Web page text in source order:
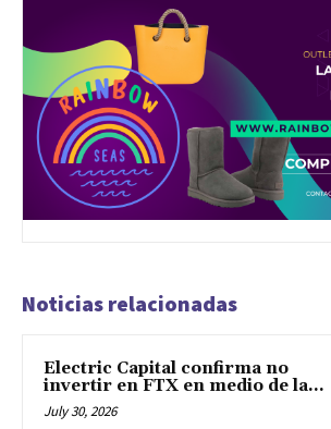
Noticias relacionadas
Electric Capital confirma no
invertir en FTX en medio de la...
July 30, 2026